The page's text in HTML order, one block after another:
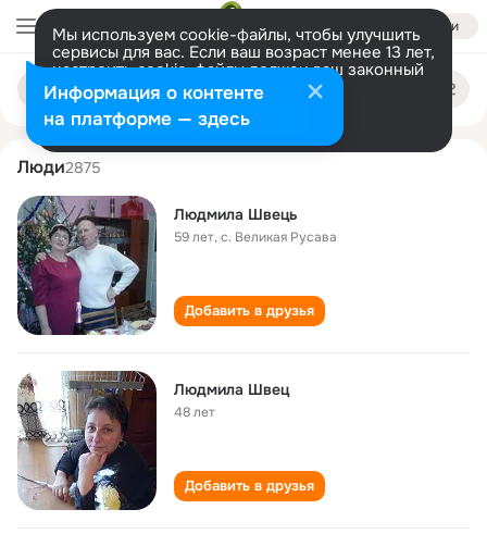
Войти
Мы используем cookie-файлы, чтобы улучшить
сервисы для вас. Если ваш возраст менее 13 лет,
настроить cookie-файлы должен ваш законный
представитель. Больше информации
Разрешить все Настроить
Поиск
людям
lyudmila shvets
Люди2875
Людмила Швець
59 лет,с. Великая Русава
Добавить в друзья
Людмила Швец
48 лет
Добавить в друзья
Информация о контенте
на платформе — здесь